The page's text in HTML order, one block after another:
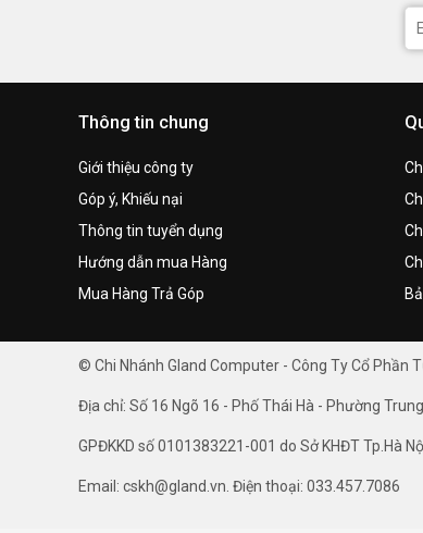
Thông tin chung
Giới thiệu công ty
Góp ý, Khiếu nại
Thông tin tuyển dụng
Hướng dẫn mua Hàng
Mua Hàng Trả Góp
© Chi Nhánh Gland Computer - Công Ty Cổ Phần
Địa chỉ: Số 16 Ngõ 16 - Phố Thái Hà - Phường
GPĐKKD số 0101383221-001 do Sở KHĐT Tp.Hà
Email: cskh@gland.vn. Điện thoại: 033.457.7086